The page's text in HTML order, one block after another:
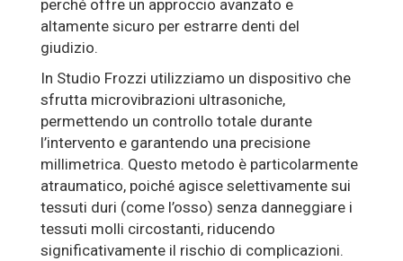
perché offre un approccio avanzato e
altamente sicuro per estrarre denti del
giudizio.
In Studio Frozzi utilizziamo un dispositivo che
sfrutta microvibrazioni ultrasoniche,
permettendo un controllo totale durante
l’intervento e garantendo una precisione
millimetrica. Questo metodo è particolarmente
atraumatico, poiché agisce selettivamente sui
tessuti duri (come l’osso) senza danneggiare i
tessuti molli circostanti, riducendo
significativamente il rischio di complicazioni.